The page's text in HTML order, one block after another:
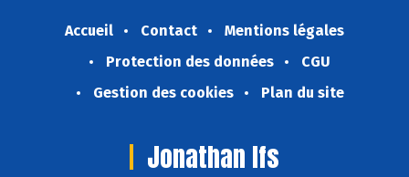
Accueil Contact
Mentions légales
Protection des données
CGU
Gestion des cookies
Plan du site
Jonathan Ifs